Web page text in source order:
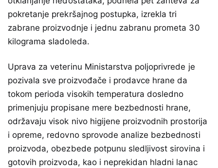
pokretanje prekršajnog postupka, izrekla tri
zabrane proizvodnje i jednu zabranu prometa 30
kilograma sladoleda.
Uprava za veterinu Ministarstva poljoprivrede je
pozivala sve proizvođače i prodavce hrane da
tokom perioda visokih temperatura dosledno
primenjuju propisane mere bezbednosti hrane,
održavaju visok nivo higijene proizvodnih prostorija
i opreme, redovno sprovode analize bezbednosti
proizvoda, obezbede potpunu sledljivost sirovina i
gotovih proizvoda, kao i neprekidan hladni lanac